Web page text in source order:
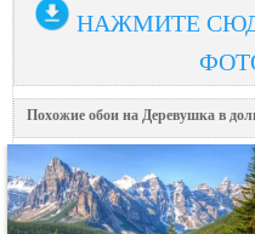
НАЖМИТЕ
Похожие обои на Деревушка в